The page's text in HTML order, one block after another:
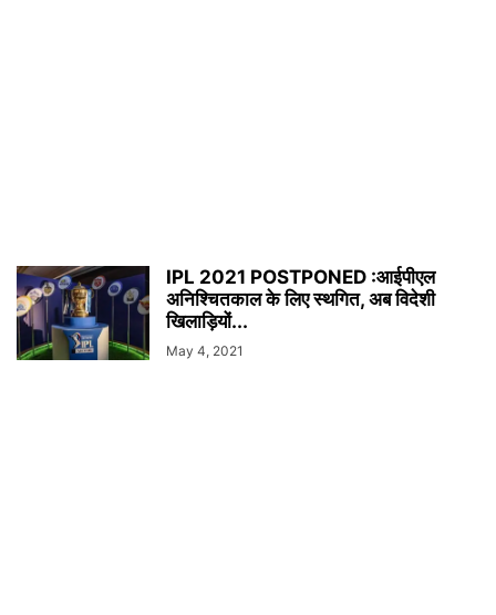
IPL 2021 POSTPONED :आईपीएल
अनिश्चितकाल के लिए स्थगित, अब विदेशी
खिलाड़ियों...
May 4, 2021